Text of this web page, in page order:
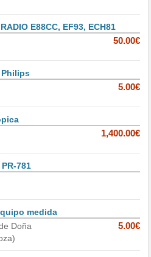
E88CC, EF93, ECH81
50.00€
Philips
5.00€
1,400.00€
781
medida
Doña
5.00€